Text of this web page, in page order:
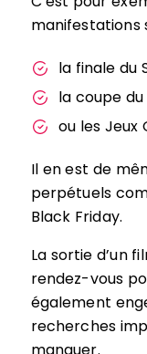
manifestations
la finale du
la coupe
ou les Jeux
Il en est de
perpétuels
Black Friday.
La sortie d’un
rendez-vous
également
recherches
manquer.